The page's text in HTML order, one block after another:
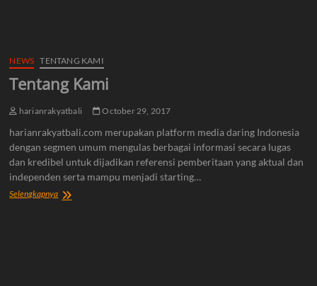
NEWS TENTANG KAMI
Tentang Kami
harianrakyatbali October 29, 2017
harianrakyatbali.com merupakan platform media daring Indonesia
dengan segmen umum mengulas berbagai informasi secara lugas
dan kredibel untuk dijadikan referensi pemberitaan yang aktual dan
independen serta mampu menjadi starting…
SelengkapnyaTentang